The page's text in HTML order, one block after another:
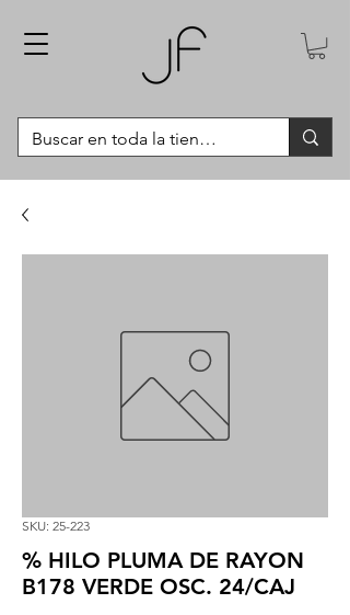
SKU: 25-223
% HILO PLUMA DE RAYON
B178 VERDE OSC. 24/CAJ